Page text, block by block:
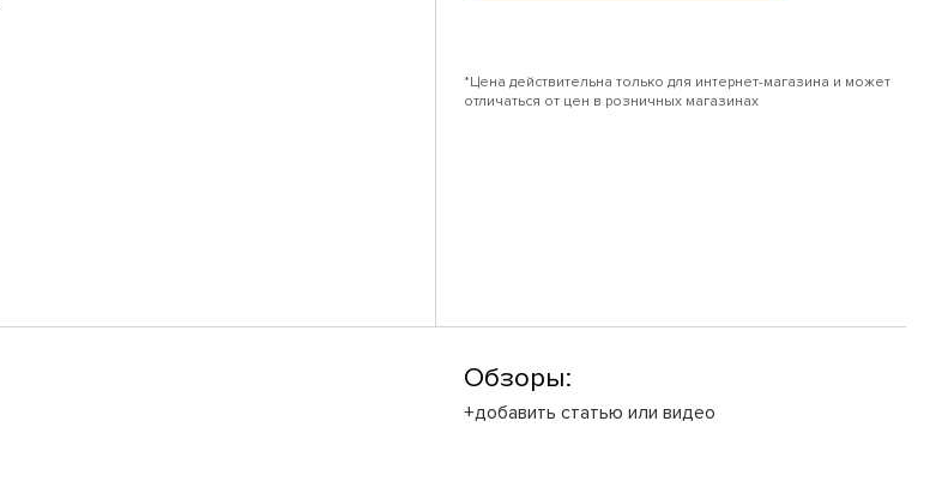
*Цена действительна только для интернет-магазина и может
отличаться от цен в розничных магазинах
Обзоры:
+добавить статью или видео